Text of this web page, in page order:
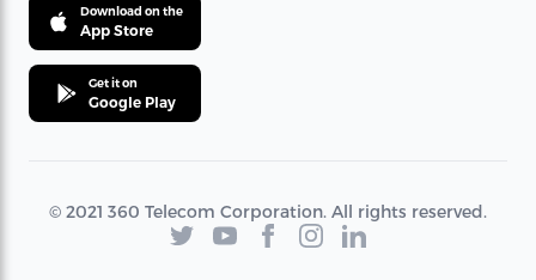
Download on the
App Store
Get it on
Google Play
© 2021 360 Telecom Corporation. All rights reserved.